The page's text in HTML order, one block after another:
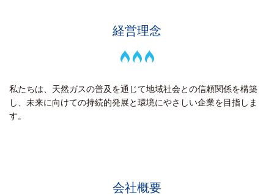
経営理念
私たちは、天然ガスの普及を通じて地域社会との信頼関係を構築
し、未来に向けての持続的発展と環境にやさしい企業を目指しま
す。
会社概要